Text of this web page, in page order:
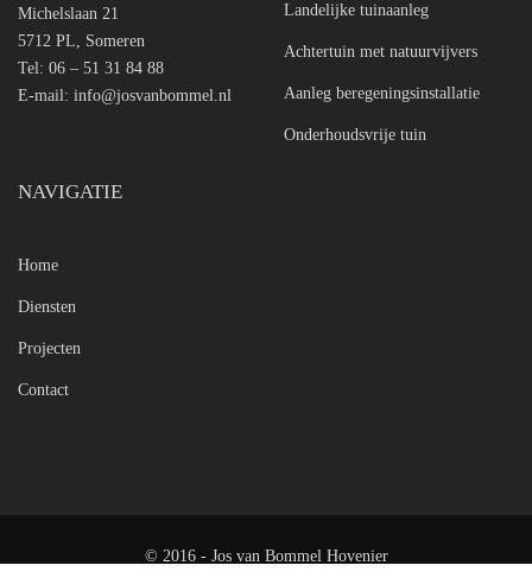
Michelslaan 21
5712 PL, Someren
Tel: 06 – 51 31 84 88
E-mail: info@josvanbommel.nl
Landelijke tuinaanleg
Achtertuin met natuurvijvers
Aanleg beregeningsinstallatie
Onderhoudsvrije tuin
NAVIGATIE
Home
Diensten
Projecten
Contact
© 2016 - Jos van Bommel Hovenier